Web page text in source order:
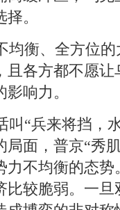
。
衡、全方位的
各方都不愿
响力。
“兵来将挡，
面，普京“秀
不均衡的态
较脆弱。一